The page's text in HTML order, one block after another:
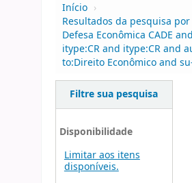
Início ›
Resultados da pesquisa
Defesa Econômica CADE
itype:CR and itype:CR and
to:Direito Econômico and
Filtre sua pesquisa
Disponibilidade
Limitar aos itens
disponíveis.